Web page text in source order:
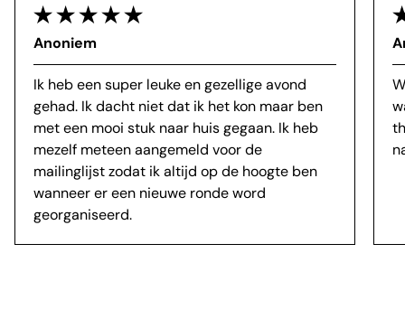
Anoniem
Ik heb een super leuke en gezellige avond
gehad. Ik dacht niet dat ik het kon maar ben
met een mooi stuk naar huis gegaan. Ik heb
mezelf meteen aangemeld voor de
mailinglijst zodat ik altijd op de hoogte ben
wanneer er een nieuwe ronde word
georganiseerd.